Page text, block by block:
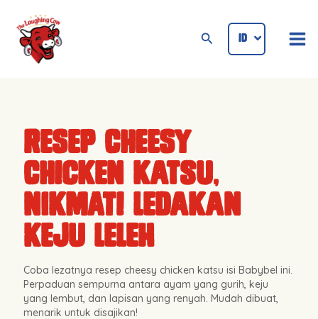
konten
Cari ID
ENG
Resep Cheesy
Chicken Katsu,
Nikmati Ledakan
Keju Leleh
Coba lezatnya resep cheesy chicken katsu isi Babybel ini.
Perpaduan sempurna antara ayam yang gurih, keju
yang lembut, dan lapisan yang renyah. Mudah dibuat,
menarik untuk disajikan!